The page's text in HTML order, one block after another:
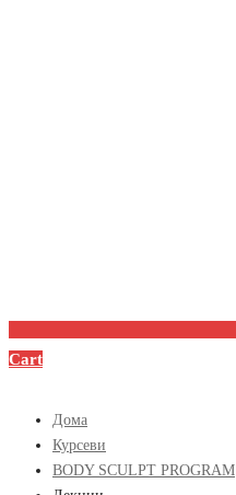
Cart
Дома
Курсеви
BODY SCULPT PROGRAM